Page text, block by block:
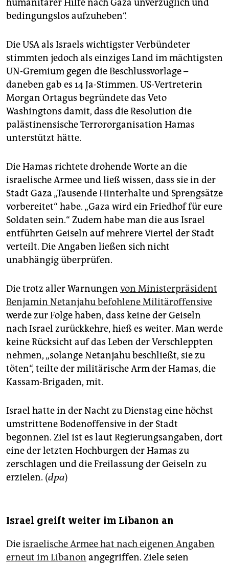
humanitärer Hilfe nach Gaza unverzüglich und
bedingungslos aufzuheben“.
Die USA als Israels wichtigster Verbündeter
stimmten jedoch als einziges Land im mächtigsten
UN-Gremium gegen die Beschlussvorlage –
daneben gab es 14 Ja-Stimmen. US-Vertreterin
Morgan Ortagus begründete das Veto
Washingtons damit, dass die Resolution die
palästinensische Terrororganisation Hamas
unterstützt hätte.
Die Hamas richtete drohende Worte an die
israelische Armee und ließ wissen, dass sie in der
Stadt Gaza „Tausende Hinterhalte und Sprengsätze
vorbereitet“ habe. „Gaza wird ein Friedhof für eure
Soldaten sein.“ Zudem habe man die aus Israel
entführten Geiseln auf mehrere Viertel der Stadt
verteilt. Die Angaben ließen sich nicht
unabhängig überprüfen.
Die trotz aller Warnungen von Ministerpräsident
Benjamin Netanjahu befohlene Militäroffensive
werde zur Folge haben, dass keine der Geiseln
nach Israel zurückkehre, hieß es weiter. Man werde
keine Rücksicht auf das Leben der Verschleppten
nehmen, „solange Netanjahu beschließt, sie zu
töten“, teilte der militärische Arm der Hamas, die
Kassam-Brigaden, mit.
Israel hatte in der Nacht zu Dienstag eine höchst
umstrittene Bodenoffensive in der Stadt
begonnen. Ziel ist es laut Regierungsangaben, dort
eine der letzten Hochburgen der Hamas zu
zerschlagen und die Freilassung der Geiseln zu
erzielen. (dpa)
Israel greift weiter im Libanon an
Dieisraelische Armee hat nach eigenen Angaben
erneut im Libanon angegriffen. Ziele seien